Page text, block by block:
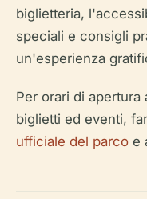
biglietteria,
speciali e consigli
un'esperienza
Per orari di
biglietti ed eventi,
ufficiale del parco e